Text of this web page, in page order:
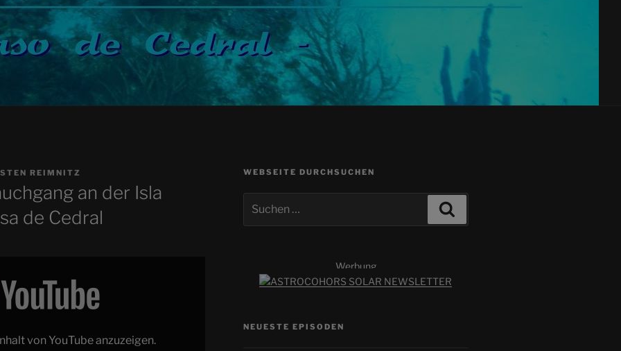
REIMNITZ
an der Isla
de Cedral
von YouTube anzuzeigen.
WEBSEITE DURCHSUCHEN
nach:
Werbung
NEUESTE EPISODEN